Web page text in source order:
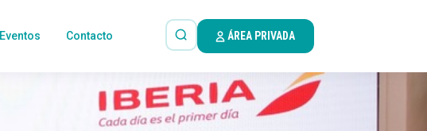
Eventos Contacto ÁREA PRIVADA